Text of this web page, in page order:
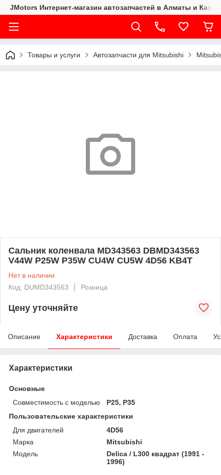
JMotors Интернет-магазин автозапчастей в Алматы и
Товары и услуги Автозапчасти для Mitsubishi
Сальник коленвала MD343563 DBMD343563
V44W P25W P35W CU4W CU5W 4D56 KB4T
Нет в наличии
Код: DUMD343563
Розница
Цену уточняйте
Описание Характеристики Доставка Оплата
Характеристики
Основные
Совместимость с моделью
P25, P35
Пользовательские характеристики
Для двигателей
4D56
Марка
Mitsubishi
Модель
Delica / L300 квадрат (1991 -
1996)